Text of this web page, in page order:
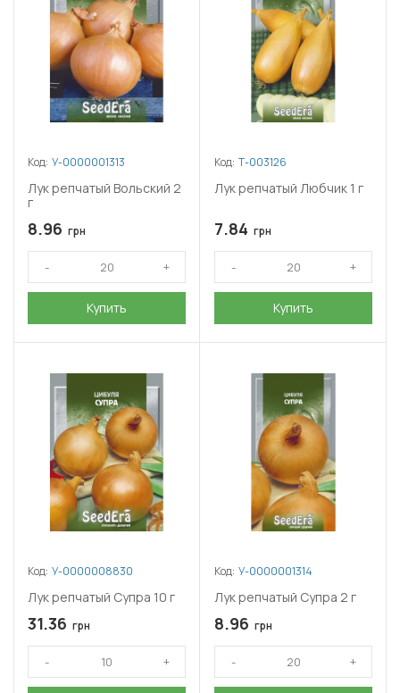
Код: У-0000001313
Лук репчатый Вольский 2
г
8.96 грн
Купить
Код: Т-003126
Лук репчатый Любчик 1 г
7.84 грн
Купить
Код: У-0000008830
Лук репчатый Супра 10 г
31.36 грн
Код: У-0000001314
Лук репчатый Супра 2 г
8.96 грн